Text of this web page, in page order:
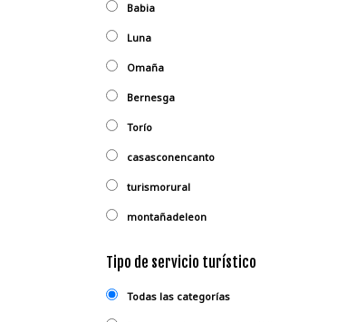
Babia
Luna
Omaña
Bernesga
Torío
casasconencanto
turismorural
montañadeleon
Tipo de servicio turístico
Todas las categorías